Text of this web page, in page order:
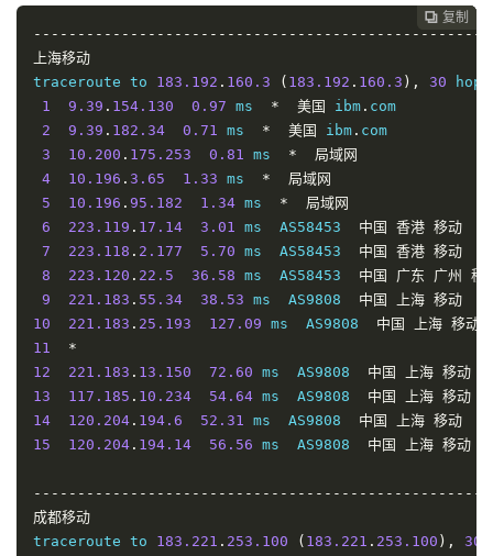
11
219.158.97.26 10.19 ms  AS4837 中国 广东 广州 联
12
219.158 . 19.65 9.37 ms  AS4837 中国 广东 广州
联通
13
219.158
14
119.6. 197.174 45.80 ms  AS4837 中国 四川 成都 联
15
119.7 .220.218 44.74 ms  AS4837 中国
16
119.6 .6.6 44.57 ms  AS4837 中国 四川
 复制
 复制
 复制
上海移动
traceroute to 183.192 . 160.3 ( 183.192 . 160.3 ), 30
1
9.39 . 154.130 0.97 ms * 美国 ibm . com
2
9.39 . 182.34 0.71 ms * 美国 ibm . com
3
10.200 . 175.253 0.81 ms *
局域网
4
10.196 . 3.65 1.33 ms *
局域网
5
10.196 . 95.182 1.34 ms *
局域网
6
223.119 . 17.14 3.01 ms  AS58453 中国 香港 移动
7
223.118 . 2.177 5.70 ms  AS58453 中国 香港 移动
8
223.120 . 22.5 36.58 ms  AS58453 中国 广东 广州
移
9
221.183 . 55.34 38.53 ms  AS9808 中国 上海 移动
10
221.183 . 25.193 127.09 ms  AS9808 中国 上海 移动
11
*
12
221.183 . 13.150 72.60 ms  AS9808 中国 上海 移动
13
117.185 . 10.234 54.64 ms  AS9808 中国 上海 移动
14
120.204 . 194.6 52.31 ms  AS9808 中国 上海 移动
15
120.204 . 194.14 56.56 ms  AS9808 中国 上海 移动
成都移动
traceroute to 183.221 . 253.100 ( 183.221 . 253.100 ), 30